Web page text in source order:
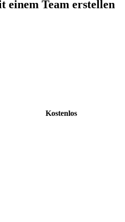
einem Team erstellen
Kostenlos